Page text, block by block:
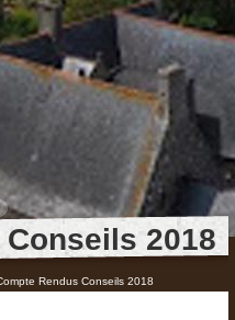
Rendus Conseils 2018
2018